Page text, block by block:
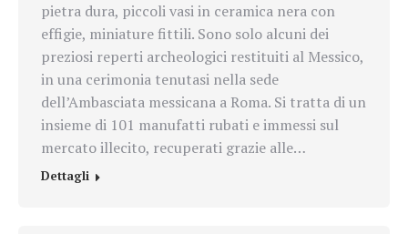
pietra dura, piccoli vasi in ceramica nera con
effigie, miniature fittili. Sono solo alcuni dei
preziosi reperti archeologici restituiti al Messico,
in una cerimonia tenutasi nella sede
dell’Ambasciata messicana a Roma. Si tratta di un
insieme di 101 manufatti rubati e immessi sul
mercato illecito, recuperati grazie alle…
Dettagli